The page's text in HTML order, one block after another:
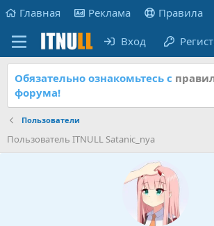
Главная Реклама Правила
Вход Регистрация
Обязательно ознакомьтесь с
форума!
Пользователи
Пользователь ITNULL Satanic_nya